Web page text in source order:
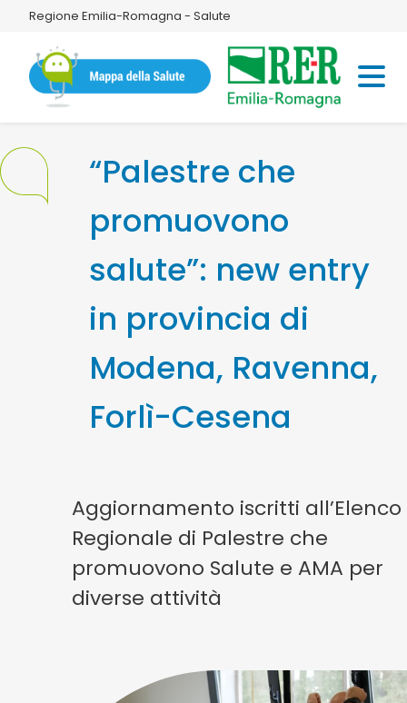
Regione Emilia-Romagna - Salute
“Palestre che
promuovono
salute”: new entry
in provincia di
Modena, Ravenna,
Forlì-Cesena
Aggiornamento iscritti all’Elenco
Regionale di Palestre che
promuovono Salute e AMA per
diverse attività